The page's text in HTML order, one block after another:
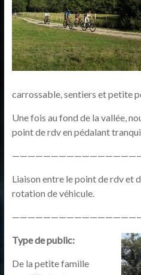
carrossable, sentiers et petite
Une fois au fond de la vallée,
point de rdv en pédalant
Liaison entre le point de rdv et
rotation de véhicule.
Type de public:
De la petite famille